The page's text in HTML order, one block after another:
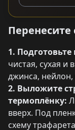
Перенесите
1. Подготовьте
чистая, сухая и
джинса,
2. Выложите
термоплёнку:
вверх. Под
схему